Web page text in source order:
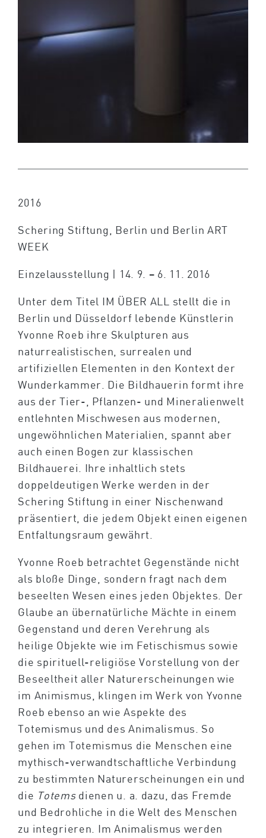
2016
Schering Stiftung, Berlin und Berlin ART
WEEK
Einzelausstellung | 14. 9. – 6. 11. 2016
Unter dem Titel IM ÜBER ALL stellt die in
Berlin und Düsseldorf lebende Künstlerin
Yvonne Roeb ihre Skulpturen aus
naturrealistischen, surrealen und
artifiziellen Elementen in den Kontext der
Wunderkammer. Die Bildhauerin formt ihre
aus der Tier-, Pflanzen- und Mineralienwelt
entlehnten Mischwesen aus modernen,
ungewöhnlichen Materialien, spannt aber
auch einen Bogen zur klassischen
Bildhauerei. Ihre inhaltlich stets
doppeldeutigen Werke werden in der
Schering Stiftung in einer Nischenwand
präsentiert, die jedem Objekt einen eigenen
Entfaltungsraum gewährt.
Yvonne Roeb betrachtet Gegenstände nicht
als bloße Dinge, sondern fragt nach dem
beseelten Wesen eines jeden Objektes. Der
Glaube an übernatürliche Mächte in einem
Gegenstand und deren Verehrung als
heilige Objekte wie im Fetischismus sowie
die spirituell-religiöse Vorstellung von der
Beseeltheit aller Naturerscheinungen wie
im Animismus, klingen im Werk von Yvonne
Roeb ebenso an wie Aspekte des
Totemismus und des Animalismus. So
gehen im Totemismus die Menschen eine
mythisch-verwandtschaftliche Verbindung
zu bestimmten Naturerscheinungen ein und
die Totems dienen u. a. dazu, das Fremde
und Bedrohliche in die Welt des Menschen
zu integrieren. Im Animalismus werden